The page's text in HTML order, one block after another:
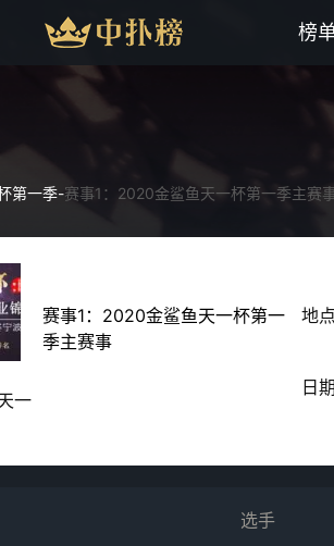
榜
第一季-赛事1：2020金鲨鱼天一杯第一季主赛
一
赛事1：2020金鲨鱼天一杯第一
季主赛事
地
日
选手